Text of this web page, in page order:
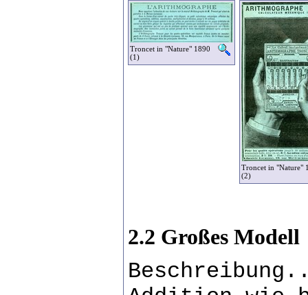
Troncet in "Nature" 1890
(1)
Troncet in "Nature"
(2)
2.2 Großes Modell